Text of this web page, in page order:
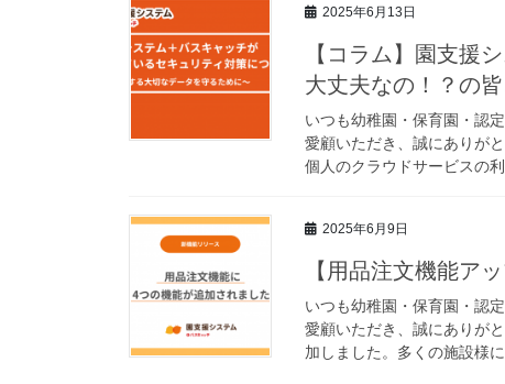
2025年6月13日
【コラム】園支援
大丈夫なの！？の
いつも幼稚園・保育園・認
愛顧いただき、誠にありが
個人のクラウドサービスの
2025年6月9日
【用品注文機能ア
いつも幼稚園・保育園・認
愛顧いただき、誠にありが
加しました。多くの施設様